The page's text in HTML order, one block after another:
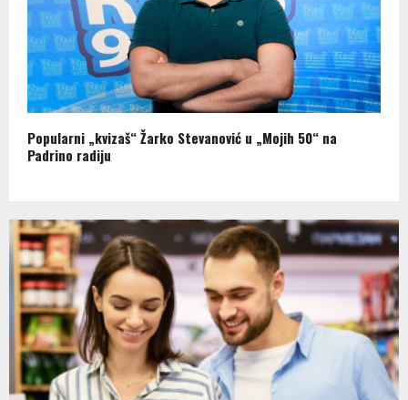
Popularni „kvizaš“ Žarko Stevanović u „Mojih 50“ na
Padrino radiju